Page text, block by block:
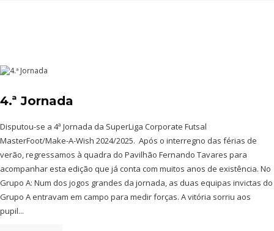
4.ª Jornada
Disputou-se a 4ª Jornada da SuperLiga Corporate Futsal
MasterFoot/Make-A-Wish 2024/2025. Após o interregno das férias de
verão, regressamos à quadra do Pavilhão Fernando Tavares para
acompanhar esta edição que já conta com muitos anos de existência. No
Grupo A: Num dos jogos grandes da jornada, as duas equipas invictas do
Grupo A entravam em campo para medir forças. A vitória sorriu aos
pupil...